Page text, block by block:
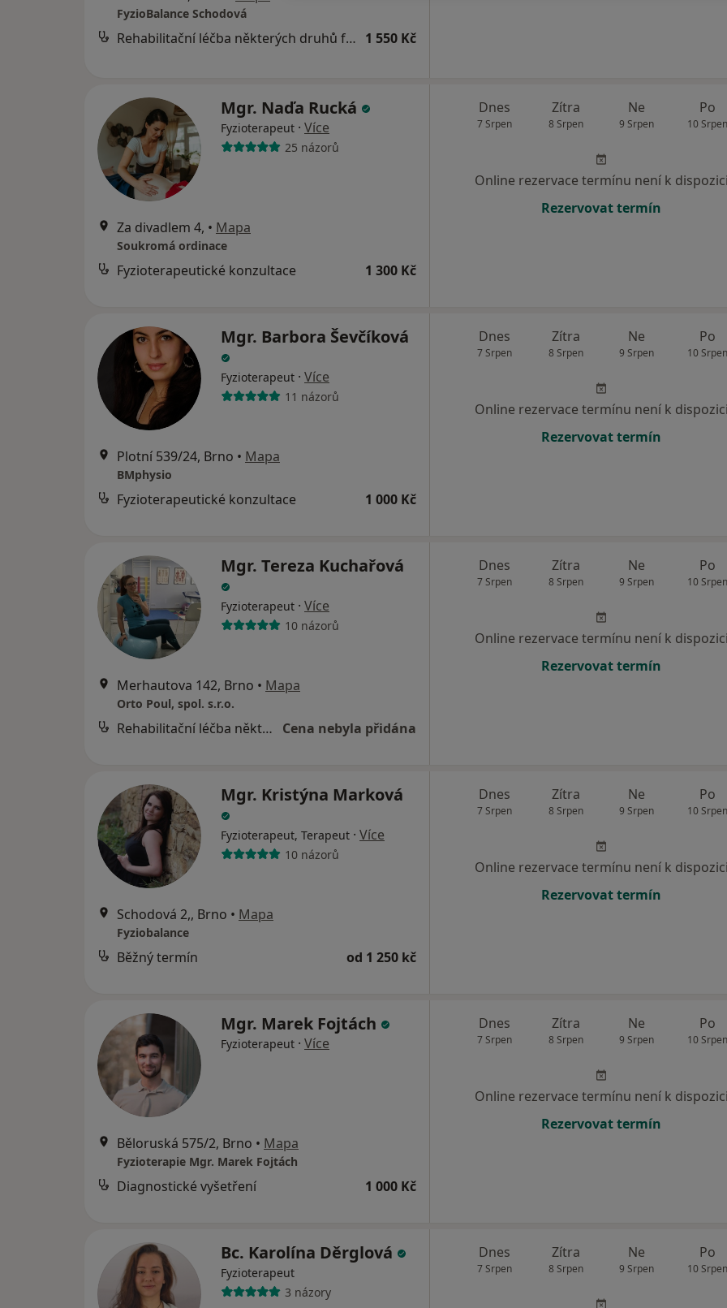
FyzioBalance Schodová
Rehabilitační léčba některých druhů funkční sterility metodou L. Mojžíšové 1 550 Kč
Mgr. Naďa Rucká
Fyzioterapeut · Více
25 názorů
Za divadlem 4, • Mapa
Soukromá ordinace
Fyzioterapeutické konzultace 1 300 Kč
Dnes
7 Srpen
Zítra
8 Srpen
Ne
9 Srpen
Po
10 Srpen
Online rezervace termínu není k dispozici
Rezervovat termín
Mgr. Barbora Ševčíková
Fyzioterapeut · Více
11 názorů
Plotní 539/24, Brno • Mapa
BMphysio
Fyzioterapeutické konzultace 1 000 Kč
Dnes
7 Srpen
Zítra
8 Srpen
Ne
9 Srpen
Po
10 Srpen
Online rezervace termínu není k dispozici
Rezervovat termín
Mgr. Tereza Kuchařová
Fyzioterapeut · Více
10 názorů
Merhautova 142, Brno • Mapa
Orto Poul, spol. s.r.o.
Rehabilitační léčba některých druhů funkční sterility metodou L. Mojžíšové Cena nebyla přidána
Dnes
7 Srpen
Zítra
8 Srpen
Ne
9 Srpen
Po
10 Srpen
Online rezervace termínu není k dispozici
Rezervovat termín
Mgr. Kristýna Marková
Fyzioterapeut, Terapeut · Více
10 názorů
Schodová 2,, Brno • Mapa
Fyziobalance
Běžný termín od 1 250 kč
Dnes
7 Srpen
Zítra
8 Srpen
Ne
9 Srpen
Po
10 Srpen
Online rezervace termínu není k dispozici
Rezervovat termín
Mgr. Marek Fojtách
Fyzioterapeut · Více
Běloruská 575/2, Brno • Mapa
Fyzioterapie Mgr. Marek Fojtách
Diagnostické vyšetření 1 000 Kč
Dnes
7 Srpen
Zítra
8 Srpen
Ne
9 Srpen
Po
10 Srpen
Online rezervace termínu není k dispozici
Rezervovat termín
Bc. Karolína Děrglová
Fyzioterapeut
3 názory
Dnes
7 Srpen
Zítra
8 Srpen
Ne
9 Srpen
Po
10 Srpen